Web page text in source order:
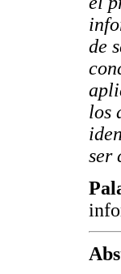
de
los
ser